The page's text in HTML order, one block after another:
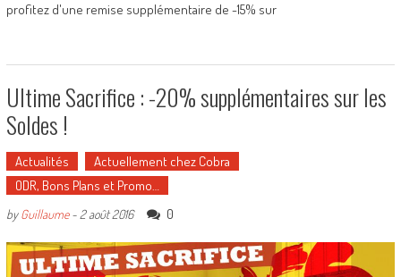
profitez d'une remise supplémentaire de -15% sur
Ultime Sacrifice : -20% supplémentaires sur les
Soldes !
Actualités
Actuellement chez Cobra
ODR, Bons Plans et Promo…
byGuillaume- 2 août 2016 0